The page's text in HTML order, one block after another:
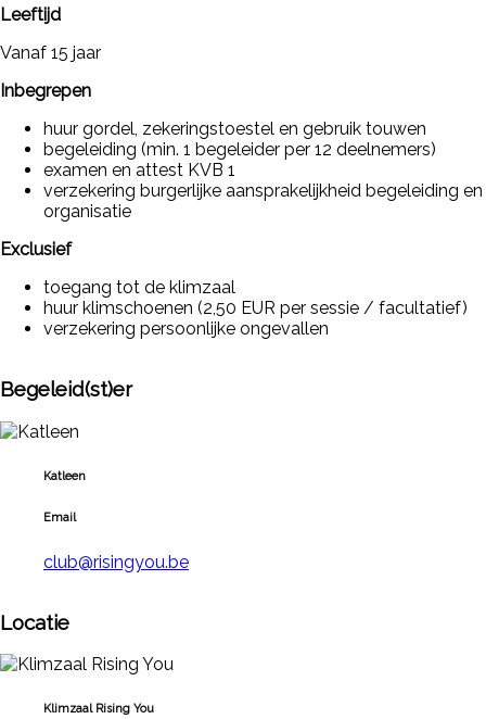
Leeftijd
Vanaf 15 jaar
Inbegrepen
huur gordel, zekeringstoestel en gebruik touwen
begeleiding (min. 1 begeleider per 12 deelnemers)
examen en attest KVB 1
verzekering burgerlijke aansprakelijkheid begeleiding en
organisatie
Exclusief
toegang tot de klimzaal
huur klimschoenen (2,50 EUR per sessie / facultatief)
verzekering persoonlijke ongevallen
Locatie
Klimzaal Rising You
Begeleid(st)er
Katleen
Email
club@risingyou.be